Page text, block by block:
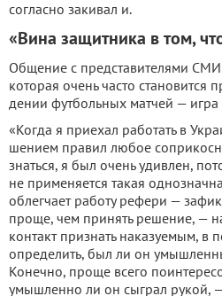
согласно закивал и.
«Вина защитника в том,
Общение с представителя­ми
которая очень часто
дении футбольных матчей —
«Когда я приехал работать в
шением правил любое
знаться, я был очень удивлен,
не применяется такая
облегча­ет работу рефери —
проще, чем принять решение, —
контакт признать наказуемым, в
опреде­лить, был ли он
Конечно, про­ще всего
умышленно ли он сыграл рукой,